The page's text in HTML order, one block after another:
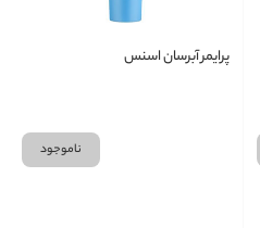
پرایمر آبرسان اسنس
ناموجود